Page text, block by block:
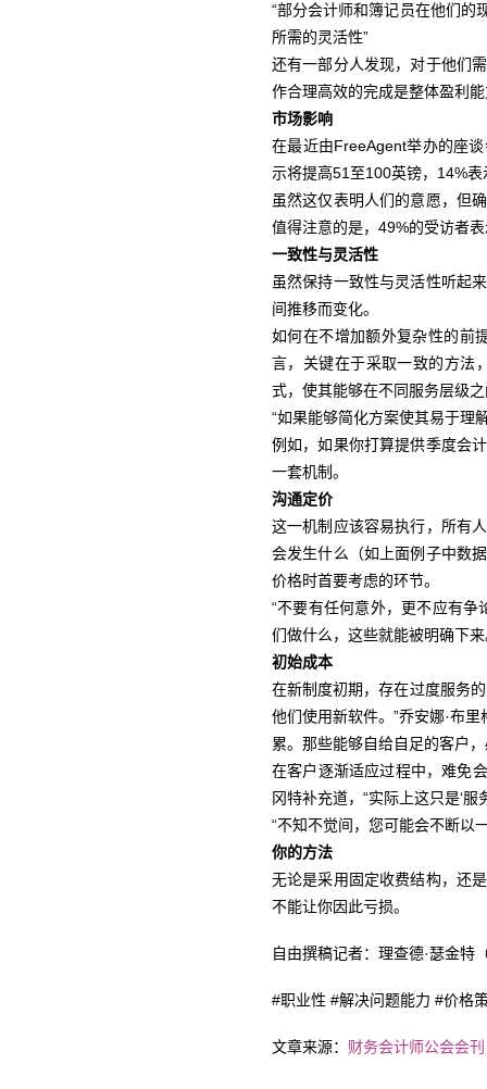
“部分会计师和簿记员在他们的
所需的灵活性”
还有一部分人发现，对于他们
作合理高效的完成是整体盈利
市场影响
在最近由FreeAgent举办的座
示将提高51至100英镑，14%
虽然这仅表明人们的意愿，但
值得注意的是，49%的受访者
一致性与灵活性
虽然保持一致性与灵活性听起
间推移而变化。
如何在不增加额外复杂性的前
言，关键在于采取一致的方法
式，使其能够在不同服务层级
“如果能够简化方案使其易于理
例如，如果你打算提供季度会
一套机制。
沟通定价
这一机制应该容易执行，所有
会发生什么（如上面例子中数
价格时首要考虑的环节。
“不要有任何意外，更不应有争
们做什么，这些就能被明确下
初始成本
在新制度初期，存在过度服务
他们使用新软件。”乔安娜·布
累。那些能够自给自足的客户
在客户逐渐适应过程中，难免
冈特补充道，“实际上这只是‘服
“不知不觉间，您可能会不断以
你的方法
无论是采用固定收费结构，还
不能让你因此亏损。
自由撰稿记者：理查德·瑟金特
#职业性 #解决问题能力 #价格
文章来源： 财务会计师公会会